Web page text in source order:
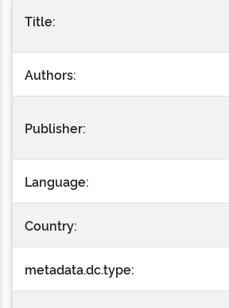
Title:
Authors:
Publisher:
Language:
Country:
metadata.dc.type: